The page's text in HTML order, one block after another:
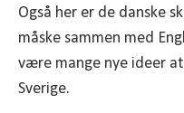
Også her er de danske
måske sammen med
være mange nye ideer
Sverige.